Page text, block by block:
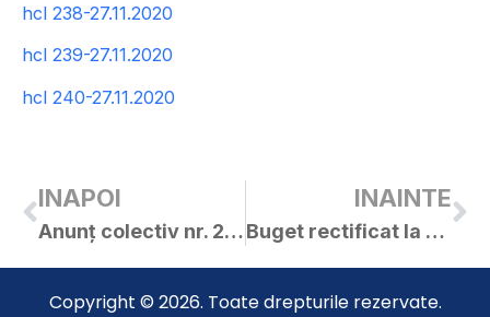
hcl 238-27.11.2020
hcl 239-27.11.2020
hcl 240-27.11.2020
INAPOI
Anunț colectiv nr. 25616 / 24.11.2020
INAINTE
Buget rectificat la 27.11.2020
Copyright © 2026. Toate drepturile rezervate.